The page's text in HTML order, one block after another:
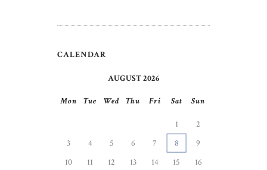
CALENDAR
AUGUST 2026
Mon Tue Wed Thu Fri Sat Sun
1
2
3
4 5 6 7 8
9
10
11 12 13 14 15
16